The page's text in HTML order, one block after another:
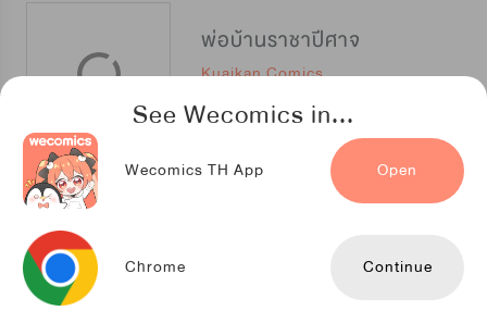
See Wecomics in...
Wecomics TH App Open
Chrome Continue
พ่อบ้านราชาปีศาจ
Kuaikan Comics
สู้สู่ฝัน เชฟชั้นเซียน